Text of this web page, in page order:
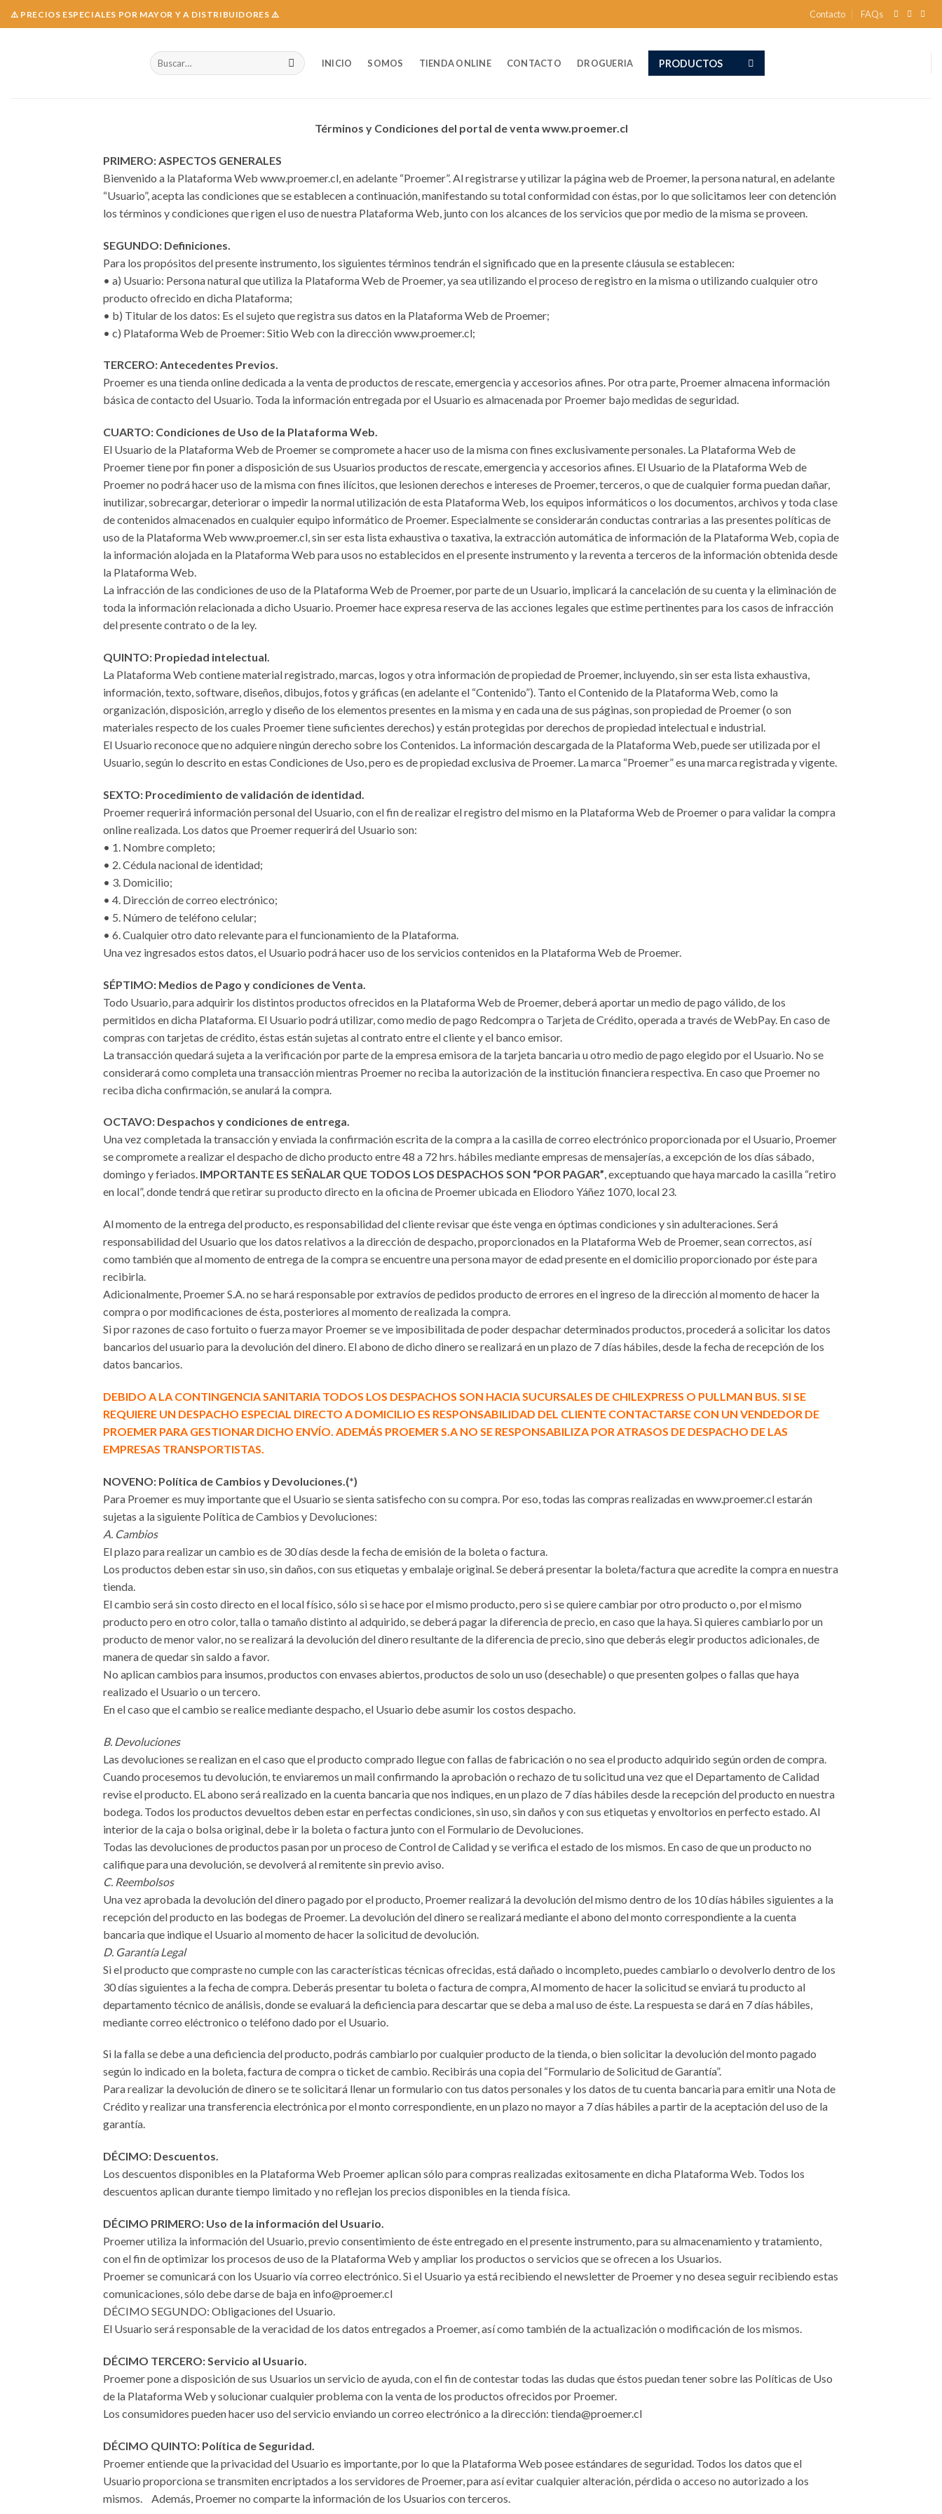
Skip
to
⚠️ PRECIOS ESPECIALES POR MAYOR Y A DISTRIBUIDORES ⚠️ Contacto FAQs
Buscar
por:
INICIO SOMOS TIENDA ONLINE CONTACTO DROGUERIA PRODUCTOS
Términos y Condiciones del portal de venta www.proemer.cl
PRIMERO: ASPECTOS GENERALES
Bienvenido a la Plataforma Web www.proemer.cl, en adelante “Proemer”. Al registrarse y utilizar la página web de Proemer, la persona natural, en adelante
“Usuario”, acepta las condiciones que se establecen a continuación, manifestando su total conformidad con éstas, por lo que solicitamos leer con detención
los términos y condiciones que rigen el uso de nuestra Plataforma Web, junto con los alcances de los servicios que por medio de la misma se proveen.
SEGUNDO: Definiciones.
Para los propósitos del presente instrumento, los siguientes términos tendrán el significado que en la presente cláusula se establecen:
• a) Usuario: Persona natural que utiliza la Plataforma Web de Proemer, ya sea utilizando el proceso de registro en la misma o utilizando cualquier otro
producto ofrecido en dicha Plataforma;
• b) Titular de los datos: Es el sujeto que registra sus datos en la Plataforma Web de Proemer;
• c) Plataforma Web de Proemer: Sitio Web con la dirección www.proemer.cl;
TERCERO: Antecedentes Previos.
Proemer es una tienda online dedicada a la venta de productos de rescate, emergencia y accesorios afines. Por otra parte, Proemer almacena información
básica de contacto del Usuario. Toda la información entregada por el Usuario es almacenada por Proemer bajo medidas de seguridad.
CUARTO: Condiciones de Uso de la Plataforma Web.
El Usuario de la Plataforma Web de Proemer se compromete a hacer uso de la misma con fines exclusivamente personales. La Plataforma Web de
Proemer tiene por fin poner a disposición de sus Usuarios productos de rescate, emergencia y accesorios afines. El Usuario de la Plataforma Web de
Proemer no podrá hacer uso de la misma con fines ilícitos, que lesionen derechos e intereses de Proemer, terceros, o que de cualquier forma puedan dañar,
inutilizar, sobrecargar, deteriorar o impedir la normal utilización de esta Plataforma Web, los equipos informáticos o los documentos, archivos y toda clase
de contenidos almacenados en cualquier equipo informático de Proemer. Especialmente se considerarán conductas contrarias a las presentes políticas de
uso de la Plataforma Web www.proemer.cl, sin ser esta lista exhaustiva o taxativa, la extracción automática de información de la Plataforma Web, copia de
la información alojada en la Plataforma Web para usos no establecidos en el presente instrumento y la reventa a terceros de la información obtenida desde
la Plataforma Web.
La infracción de las condiciones de uso de la Plataforma Web de Proemer, por parte de un Usuario, implicará la cancelación de su cuenta y la eliminación de
toda la información relacionada a dicho Usuario. Proemer hace expresa reserva de las acciones legales que estime pertinentes para los casos de infracción
del presente contrato o de la ley.
QUINTO: Propiedad intelectual.
La Plataforma Web contiene material registrado, marcas, logos y otra información de propiedad de Proemer, incluyendo, sin ser esta lista exhaustiva,
información, texto, software, diseños, dibujos, fotos y gráficas (en adelante el “Contenido”). Tanto el Contenido de la Plataforma Web, como la
organización, disposición, arreglo y diseño de los elementos presentes en la misma y en cada una de sus páginas, son propiedad de Proemer (o son
materiales respecto de los cuales Proemer tiene suficientes derechos) y están protegidas por derechos de propiedad intelectual e industrial.
El Usuario reconoce que no adquiere ningún derecho sobre los Contenidos. La información descargada de la Plataforma Web, puede ser utilizada por el
Usuario, según lo descrito en estas Condiciones de Uso, pero es de propiedad exclusiva de Proemer. La marca “Proemer” es una marca registrada y vigente.
SEXTO: Procedimiento de validación de identidad.
Proemer requerirá información personal del Usuario, con el fin de realizar el registro del mismo en la Plataforma Web de Proemer o para validar la compra
online realizada. Los datos que Proemer requerirá del Usuario son:
• 1. Nombre completo;
• 2. Cédula nacional de identidad;
• 3. Domicilio;
• 4. Dirección de correo electrónico;
• 5. Número de teléfono celular;
• 6. Cualquier otro dato relevante para el funcionamiento de la Plataforma.
Una vez ingresados estos datos, el Usuario podrá hacer uso de los servicios contenidos en la Plataforma Web de Proemer.
SÉPTIMO: Medios de Pago y condiciones de Venta.
Todo Usuario, para adquirir los distintos productos ofrecidos en la Plataforma Web de Proemer, deberá aportar un medio de pago válido, de los
permitidos en dicha Plataforma. El Usuario podrá utilizar, como medio de pago Redcompra o Tarjeta de Crédito, operada a través de WebPay. En caso de
compras con tarjetas de crédito, éstas están sujetas al contrato entre el cliente y el banco emisor.
La transacción quedará sujeta a la verificación por parte de la empresa emisora de la tarjeta bancaria u otro medio de pago elegido por el Usuario. No se
considerará como completa una transacción mientras Proemer no reciba la autorización de la institución financiera respectiva. En caso que Proemer no
reciba dicha confirmación, se anulará la compra.
OCTAVO: Despachos y condiciones de entrega.
Una vez completada la transacción y enviada la confirmación escrita de la compra a la casilla de correo electrónico proporcionada por el Usuario, Proemer
se compromete a realizar el despacho de dicho producto entre 48 a 72 hrs. hábiles mediante empresas de mensajerías, a excepción de los días sábado,
domingo y feriados. IMPORTANTE ES SEÑALAR QUE TODOS LOS DESPACHOS SON “POR PAGAR”, exceptuando que haya marcado la casilla “retiro
en local”, donde tendrá que retirar su producto directo en la oficina de Proemer ubicada en Eliodoro Yáñez 1070, local 23.
Al momento de la entrega del producto, es responsabilidad del cliente revisar que éste venga en óptimas condiciones y sin adulteraciones. Será
responsabilidad del Usuario que los datos relativos a la dirección de despacho, proporcionados en la Plataforma Web de Proemer, sean correctos, así
como también que al momento de entrega de la compra se encuentre una persona mayor de edad presente en el domicilio proporcionado por éste para
recibirla.
Adicionalmente, Proemer S.A. no se hará responsable por extravíos de pedidos producto de errores en el ingreso de la dirección al momento de hacer la
compra o por modificaciones de ésta, posteriores al momento de realizada la compra.
Si por razones de caso fortuito o fuerza mayor Proemer se ve imposibilitada de poder despachar determinados productos, procederá a solicitar los datos
bancarios del usuario para la devolución del dinero. El abono de dicho dinero se realizará en un plazo de 7 días hábiles, desde la fecha de recepción de los
datos bancarios.
DEBIDO A LA CONTINGENCIA SANITARIA TODOS LOS DESPACHOS SON HACIA SUCURSALES DE CHILEXPRESS O PULLMAN BUS. SI SE
REQUIERE UN DESPACHO ESPECIAL DIRECTO A DOMICILIO ES RESPONSABILIDAD DEL CLIENTE CONTACTARSE CON UN VENDEDOR DE
PROEMER PARA GESTIONAR DICHO ENVÍO. ADEMÁS PROEMER S.A NO SE RESPONSABILIZA POR ATRASOS DE DESPACHO DE LAS
EMPRESAS TRANSPORTISTAS.
NOVENO: Política de Cambios y Devoluciones.(*)
Para Proemer es muy importante que el Usuario se sienta satisfecho con su compra. Por eso, todas las compras realizadas en www.proemer.cl estarán
sujetas a la siguiente Política de Cambios y Devoluciones:
A. Cambios
El plazo para realizar un cambio es de 30 días desde la fecha de emisión de la boleta o factura.
Los productos deben estar sin uso, sin daños, con sus etiquetas y embalaje original. Se deberá presentar la boleta/factura que acredite la compra en nuestra
tienda.
El cambio será sin costo directo en el local físico, sólo si se hace por el mismo producto, pero si se quiere cambiar por otro producto o, por el mismo
producto pero en otro color, talla o tamaño distinto al adquirido, se deberá pagar la diferencia de precio, en caso que la haya. Si quieres cambiarlo por un
producto de menor valor, no se realizará la devolución del dinero resultante de la diferencia de precio, sino que deberás elegir productos adicionales, de
manera de quedar sin saldo a favor.
No aplican cambios para insumos, productos con envases abiertos, productos de solo un uso (desechable) o que presenten golpes o fallas que haya
realizado el Usuario o un tercero.
En el caso que el cambio se realice mediante despacho, el Usuario debe asumir los costos despacho.
B. Devoluciones
Las devoluciones se realizan en el caso que el producto comprado llegue con fallas de fabricación o no sea el producto adquirido según orden de compra.
Cuando procesemos tu devolución, te enviaremos un mail confirmando la aprobación o rechazo de tu solicitud una vez que el Departamento de Calidad
revise el producto. EL abono será realizado en la cuenta bancaria que nos indiques, en un plazo de 7 días hábiles desde la recepción del producto en nuestra
bodega. Todos los productos devueltos deben estar en perfectas condiciones, sin uso, sin daños y con sus etiquetas y envoltorios en perfecto estado. Al
interior de la caja o bolsa original, debe ir la boleta o factura junto con el Formulario de Devoluciones.
Todas las devoluciones de productos pasan por un proceso de Control de Calidad y se verifica el estado de los mismos. En caso de que un producto no
califique para una devolución, se devolverá al remitente sin previo aviso.
C. Reembolsos
Una vez aprobada la devolución del dinero pagado por el producto, Proemer realizará la devolución del mismo dentro de los 10 días hábiles siguientes a la
recepción del producto en las bodegas de Proemer. La devolución del dinero se realizará mediante el abono del monto correspondiente a la cuenta
bancaria que indique el Usuario al momento de hacer la solicitud de devolución.
D. Garantía Legal
Si el producto que compraste no cumple con las características técnicas ofrecidas, está dañado o incompleto, puedes cambiarlo o devolverlo dentro de los
30 días siguientes a la fecha de compra. Deberás presentar tu boleta o factura de compra, Al momento de hacer la solicitud se enviará tu producto al
departamento técnico de análisis, donde se evaluará la deficiencia para descartar que se deba a mal uso de éste. La respuesta se dará en 7 días hábiles,
mediante correo eléctronico o teléfono dado por el Usuario.
Si la falla se debe a una deficiencia del producto, podrás cambiarlo por cualquier producto de la tienda, o bien solicitar la devolución del monto pagado
según lo indicado en la boleta, factura de compra o ticket de cambio. Recibirás una copia del “Formulario de Solicitud de Garantía”.
Para realizar la devolución de dinero se te solicitará llenar un formulario con tus datos personales y los datos de tu cuenta bancaria para emitir una Nota de
Crédito y realizar una transferencia electrónica por el monto correspondiente, en un plazo no mayor a 7 días hábiles a partir de la aceptación del uso de la
garantía.
DÉCIMO: Descuentos.
Los descuentos disponibles en la Plataforma Web Proemer aplican sólo para compras realizadas exitosamente en dicha Plataforma Web. Todos los
descuentos aplican durante tiempo limitado y no reflejan los precios disponibles en la tienda física.
DÉCIMO PRIMERO: Uso de la información del Usuario.
Proemer utiliza la información del Usuario, previo consentimiento de éste entregado en el presente instrumento, para su almacenamiento y tratamiento,
con el fin de optimizar los procesos de uso de la Plataforma Web y ampliar los productos o servicios que se ofrecen a los Usuarios.
Proemer se comunicará con los Usuario vía correo electrónico. Si el Usuario ya está recibiendo el newsletter de Proemer y no desea seguir recibiendo estas
comunicaciones, sólo debe darse de baja en info@proemer.cl
DÉCIMO SEGUNDO: Obligaciones del Usuario.
El Usuario será responsable de la veracidad de los datos entregados a Proemer, así como también de la actualización o modificación de los mismos.
DÉCIMO TERCERO: Servicio al Usuario.
Proemer pone a disposición de sus Usuarios un servicio de ayuda, con el fin de contestar todas las dudas que éstos puedan tener sobre las Políticas de Uso
de la Plataforma Web y solucionar cualquier problema con la venta de los productos ofrecidos por Proemer.
Los consumidores pueden hacer uso del servicio enviando un correo electrónico a la dirección: tienda@proemer.cl
DÉCIMO QUINTO: Política de Seguridad.
Proemer entiende que la privacidad del Usuario es importante, por lo que la Plataforma Web posee estándares de seguridad. Todos los datos que el
Usuario proporciona se transmiten encriptados a los servidores de Proemer, para así evitar cualquier alteración, pérdida o acceso no autorizado a los
mismos. Además, Proemer no comparte la información de los Usuarios con terceros.